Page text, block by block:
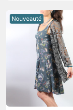
Nouveauté